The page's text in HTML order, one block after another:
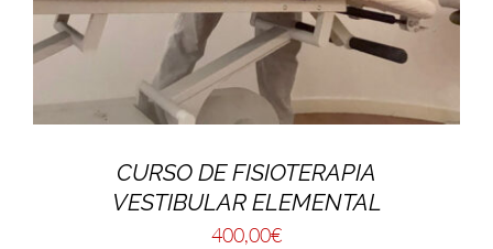
CURSO DE FISIOTERAPIA
VESTIBULAR ELEMENTAL
400,00€